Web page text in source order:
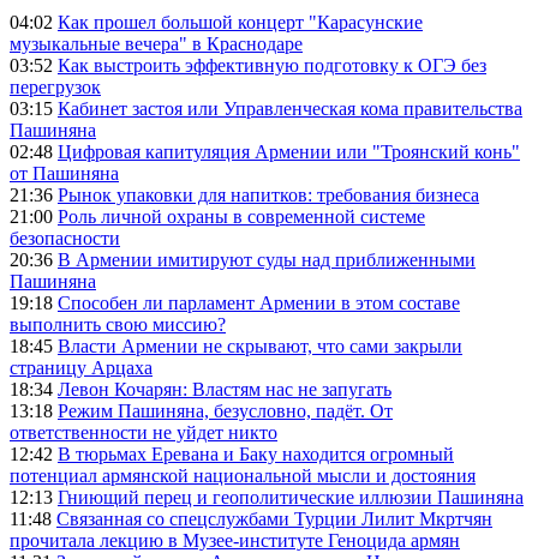
04:02 Как прошел большой концерт "Карасунские
музыкальные вечера" в Краснодаре
03:52 Как выстроить эффективную подготовку к ОГЭ без
перегрузок
03:15 Кабинет застоя или Управленческая кома правительства
Пашиняна
02:48 Цифровая капитуляция Армении или "Троянский конь"
от Пашиняна
21:36 Рынок упаковки для напитков: требования бизнеса
21:00 Роль личной охраны в современной системе
безопасности
20:36 В Армении имитируют суды над приближенными
Пашиняна
19:18 Способен ли парламент Армении в этом составе
выполнить свою миссию?
18:45 Власти Армении не скрывают, что сами закрыли
страницу Арцаха
18:34 Левон Кочарян: Властям нас не запугать
13:18 Режим Пашиняна, безусловно, падёт. От
ответственности не уйдет никто
12:42 В тюрьмах Еревана и Баку находится огромный
потенциал армянской национальной мысли и достояния
12:13 Гниющий перец и геополитические иллюзии Пашиняна
11:48 Связанная со спецслужбами Турции Лилит Мкртчян
прочитала лекцию в Музее-институте Геноцида армян